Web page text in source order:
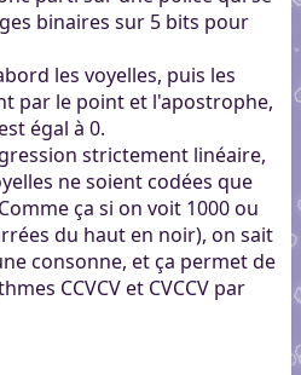
binaires sur 5 bits pour
les voyelles, puis les
par le point et l'apostrophe,
égal à 0.
strictement linéaire,
ne soient codées que
ça si on voit 1000 ou
du haut en noir), on sait
consonne, et ça permet de
CCVCV et CVCCV par